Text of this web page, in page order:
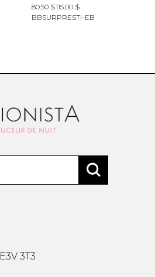
80.50 $115.00 $
BBSURPRESTI-EB
E3V 3T3